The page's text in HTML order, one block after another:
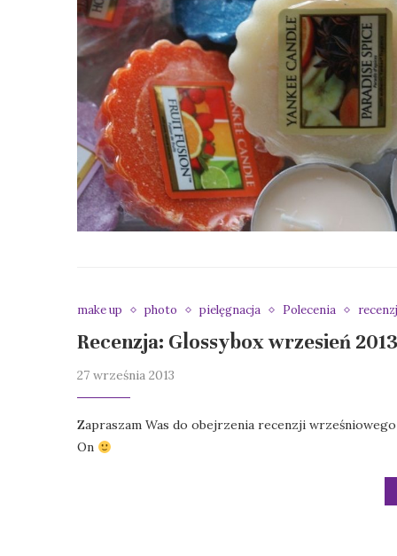
make up photo pielęgnacja Polecenia
Recenzja: Glossybox wrzesień 2013
27 września 2013
Zapraszam Was do obejrzenia recenzji
On